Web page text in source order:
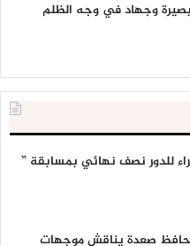
بصيرة وجهاد في وجه الظلم
للدور نصف نهائي بمسابقة ”
صعدة يناقش موجهات